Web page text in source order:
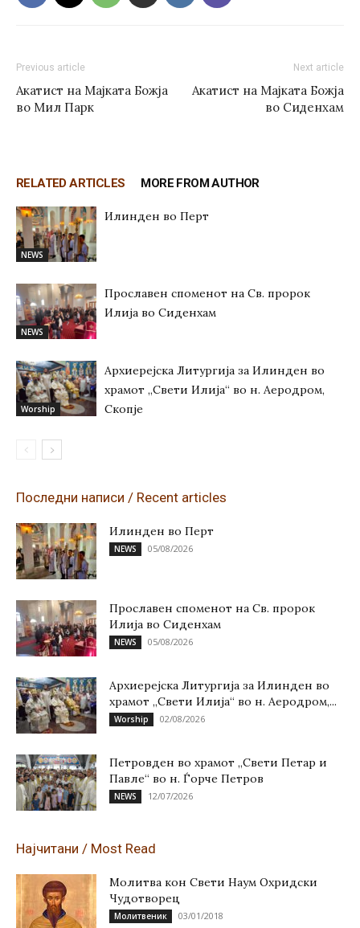
Previous article
Акатист на Мајката Божја
во Мил Парк
Next article
Акатист на Мајката Божја
во Сиденхам
RELATED ARTICLES MORE FROM AUTHOR
NEWS
Илинден во Перт
NEWS
Прославен споменот на Св. пророк
Илија во Сиденхам
Worship
Архиерејска Литургија за Илинден во
храмот „Свети Илија“ во н. Аеродром,
Скопје
Последни написи / Recent articles
Илинден во Перт
NEWS 05/08/2026
Прославен споменот на Св. пророк
Илија во Сиденхам
NEWS 05/08/2026
Архиерејска Литургија за Илинден во
храмот „Свети Илија“ во н. Аеродром,...
Worship 02/08/2026
Петровден во храмот „Свети Петар и
Павле“ во н. Ѓорче Петров
NEWS 12/07/2026
Најчитани / Most Read
Молитва кон Свети Наум Охридски
Чудотворец
Молитвеник 03/01/2018